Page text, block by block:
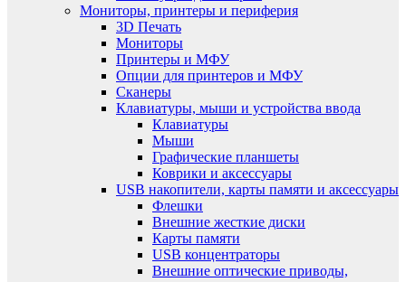
Мониторы, принтеры и периферия
3D Печать
Мониторы
Принтеры и МФУ
Опции для принтеров и МФУ
Сканеры
Клавиатуры, мыши и устройства ввода
Клавиатуры
Мыши
Графические планшеты
Коврики и аксессуары
USB накопители, карты памяти и аксессуары
Флешки
Внешние жесткие диски
Карты памяти
USB концентраторы
Внешние оптические приводы,